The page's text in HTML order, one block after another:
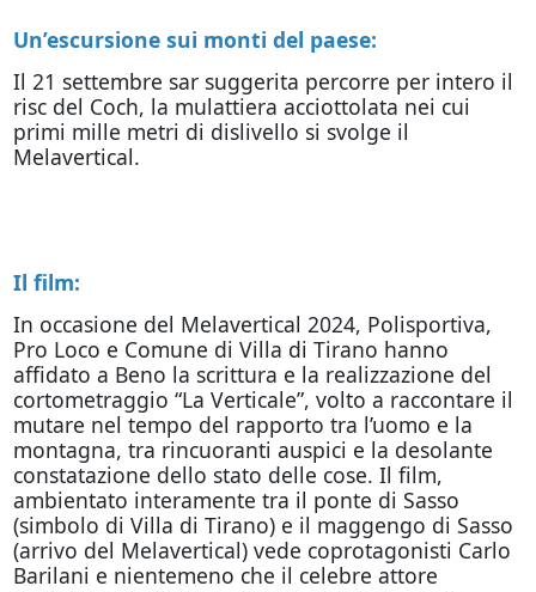
Un’escursione sui monti del paese:
Il 21 settembre sar suggerita percorre per intero il
risc del Coch, la mulattiera acciottolata nei cui
primi mille metri di dislivello si svolge il
Melavertical.
Il film:
In occasione del Melavertical 2024, Polisportiva,
Pro Loco e Comune di Villa di Tirano hanno
affidato a Beno la scrittura e la realizzazione del
cortometraggio “La Verticale”, volto a raccontare il
mutare nel tempo del rapporto tra l’uomo e la
montagna, tra rincuoranti auspici e la desolante
constatazione dello stato delle cose. Il film,
ambientato interamente tra il ponte di Sasso
(simbolo di Villa di Tirano) e il maggengo di Sasso
(arrivo del Melavertical) vede coprotagonisti Carlo
Barilani e nientemeno che il celebre attore